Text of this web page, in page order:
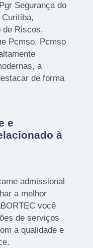
Segurança do
de Riscos,
Pcmso, Pcmso
a
de forma
e
à
admissional
a melhor
você
de serviços
a qualidade e